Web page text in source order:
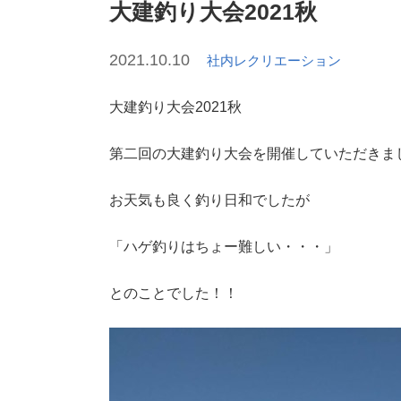
大建釣り大会2021秋
2021.10.10 社内レクリエーション
大建釣り大会2021秋
第二回の大建釣り大会を開催していただきま
お天気も良く釣り日和でしたが
「ハゲ釣りはちょー難しい・・・」
とのことでした！！